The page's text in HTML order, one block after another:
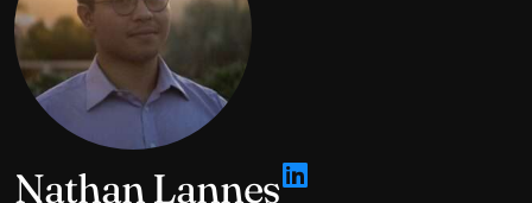
Nathan Lannes